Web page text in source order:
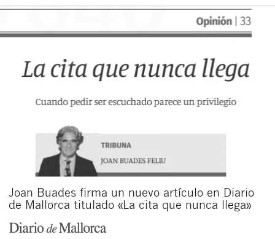
Joan Buades firma un nuevo artículo en Diario
de Mallorca titulado «La cita que nunca llega»